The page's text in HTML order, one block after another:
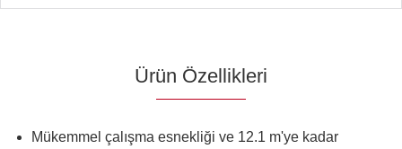
Ürün Özellikleri
Mükemmel çalışma esnekliği ve 12.1 m'ye kadar